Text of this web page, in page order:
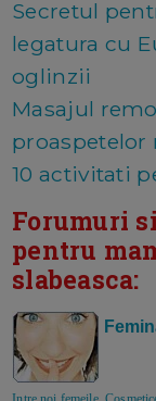
Secretul
legatura cu
oglinzii
Masajul
proaspetelor
10 activitati
Forumuri
pentru
slabeasca: